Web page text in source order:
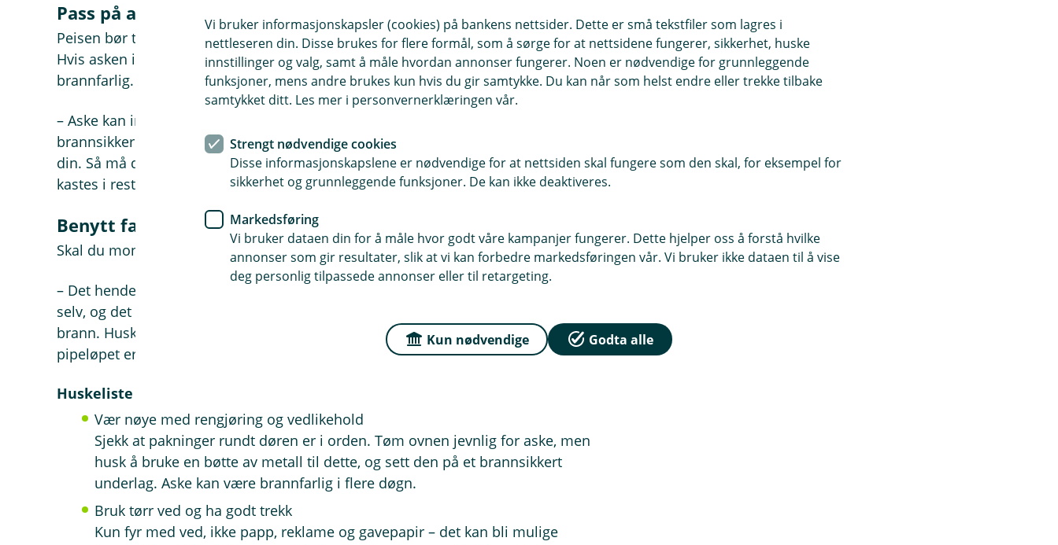
Pass på asken
Peisen bør tømmes jevnlig for aske, men her er det noen fallgruver du må unngå.
Hvis asken ikke har rukket å bli kald før du tømmer den, kan det nemlig være
brannfarlig.
– Aske kan inneholde glør i opptil 48 timer. Derfor må du legge asken i en
brannsikker beholder, for eksempel en askebøtte, når du fjerner den fra peisen
din. Så må dette stå i to døgn før du legger den over i annen emballasje som
kastes i restavfallet, forteller skadeforebyggeren.
Benytt fagfolk
Skal du montere ny peis eller peisovn, er det viktig at du lar fagfolk gjøre jobben.
– Det hender vi ser at boligeiere blir utålmodige og forsøker å montere peisen
selv, og det kan få store konsekvenser. I verste fall kan en feilmontert peis føre til
brann. Husk at du også kan kontakte din lokale feier dersom du er usikker på om
pipeløpet er i god forfatning, avslutter skadeforebyggeren.
Huskeliste for trygg fyring i peisen
Vær nøye med rengjøring og vedlikehold
Sjekk at pakninger rundt døren er i orden. Tøm ovnen jevnlig for aske, men
husk å bruke en bøtte av metall til dette, og sett den på et brannsikkert
underlag. Aske kan være brannfarlig i flere døgn.
Bruk tørr ved og ha godt trekk
Kun fyr med ved, ikke papp, reklame og gavepapir – det kan bli mulige
Vi bruker informasjonskapsler (cookies) på bankens nettsider. Dette er små tekstfiler som lagres i
nettleseren din. Disse brukes for flere formål, som å sørge for at nettsidene fungerer, sikkerhet, huske
innstillinger og valg, samt å måle hvordan annonser fungerer. Noen er nødvendige for grunnleggende
funksjoner, mens andre brukes kun hvis du gir samtykke. Du kan når som helst endre eller trekke tilbake
samtykket ditt. Les mer i personvernerklæringen vår.
Strengt nødvendige cookies
Disse informasjonskapslene er nødvendige for at nettsiden skal fungere som den skal, for eksempel for
sikkerhet og grunnleggende funksjoner. De kan ikke deaktiveres.
Markedsføring
Vi bruker dataen din for å måle hvor godt våre kampanjer fungerer. Dette hjelper oss å forstå hvilke
annonser som gir resultater, slik at vi kan forbedre markedsføringen vår. Vi bruker ikke dataen til å vise
deg personlig tilpassede annonser eller til retargeting.
Kun nødvendige Godta alle